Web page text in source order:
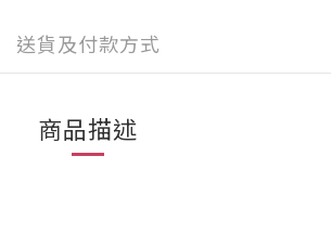
送貨及付款方式
商品描述